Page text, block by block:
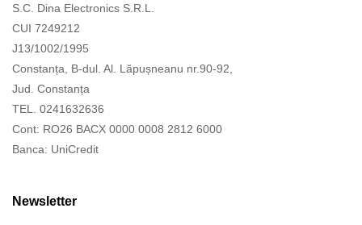
S.C. Dina Electronics S.R.L.
CUI 7249212
J13/1002/1995
Constanța, B-dul. Al. Lăpușneanu nr.90-92,
Jud. Constanța
TEL. 0241632636
Cont: RO26 BACX 0000 0008 2812 6000
Banca: UniCredit
Newsletter